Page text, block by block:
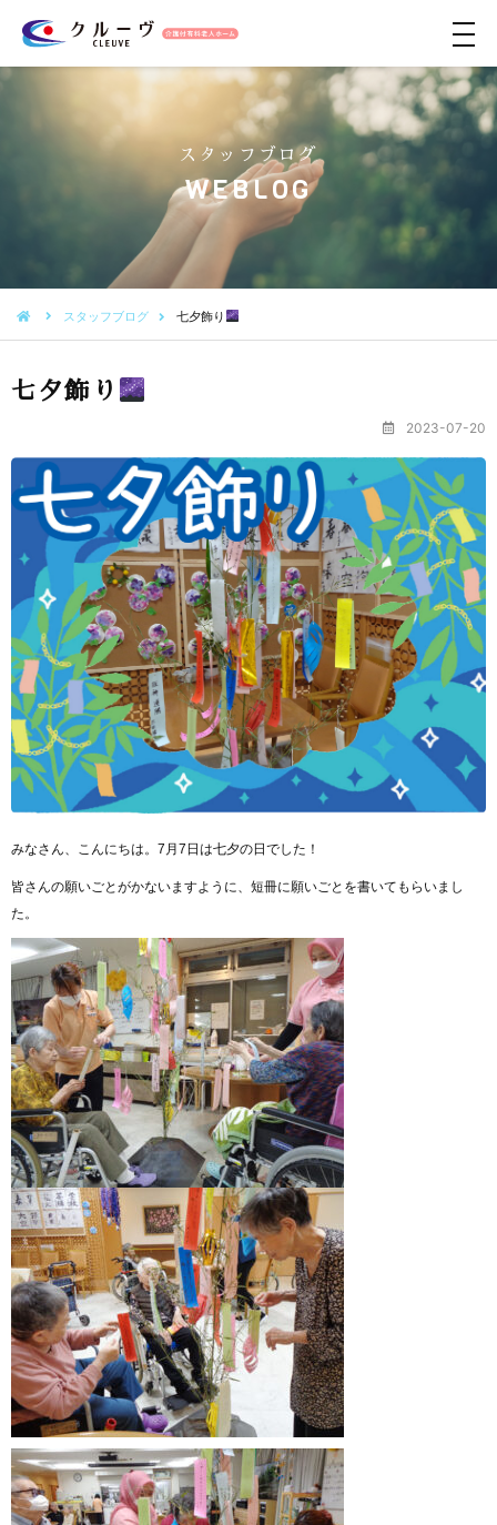
メ
ュ
ー
スタッフブログ
WEBLOG
スタッフブログ 七夕飾り
七夕飾り
2023-07-20
みなさん、こんにちは。7月7日は七夕の日でした！
皆さんの願いごとがかないますように、短冊に願いごとを書いてもらいまし
た。